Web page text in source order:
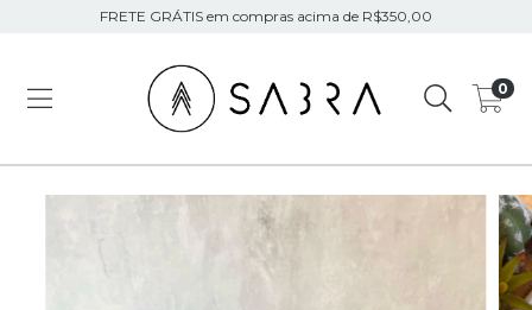
FRETE GRÁTIS em compras acima de R$350,00
0